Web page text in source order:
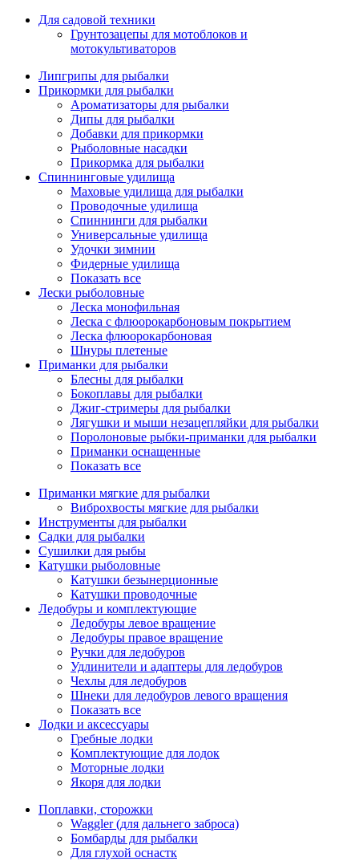
Для садовой техники
Грунтозацепы для мотоблоков и
мотокультиваторов
Липгрипы для рыбалки
Прикормки для рыбалки
Ароматизаторы для рыбалки
Дипы для рыбалки
Добавки для прикормки
Рыболовные насадки
Прикормка для рыбалки
Спиннинговые удилища
Маховые удилища для рыбалки
Проводочные удилища
Спиннинги для рыбалки
Универсальные удилища
Удочки зимнии
Фидерные удилища
Показать все
Лески рыболовные
Леска монофильная
Леска с флюорокарбоновым покрытием
Леска флюорокарбоновая
Шнуры плетеные
Приманки для рыбалки
Блесны для рыбалки
Бокоплавы для рыбалки
Джиг-стримеры для рыбалки
Лягушки и мыши незацепляйки для рыбалки
Поролоновые рыбки-приманки для рыбалки
Приманки оснащенные
Показать все
Приманки мягкие для рыбалки
Виброхвосты мягкие для рыбалки
Инструменты для рыбалки
Садки для рыбалки
Сушилки для рыбы
Катушки рыболовные
Катушки безынерционные
Катушки проводочные
Ледобуры и комплектующие
Ледобуры левое вращение
Ледобуры правое вращение
Ручки для ледобуров
Удлинители и адаптеры для ледобуров
Чехлы для ледобуров
Шнеки для ледобуров левого вращения
Показать все
Лодки и аксессуары
Гребные лодки
Комплектующие для лодок
Моторные лодки
Якоря для лодки
Поплавки, сторожки
Waggler (для дальнего заброса)
Бомбарды для рыбалки
Для глухой оснастк